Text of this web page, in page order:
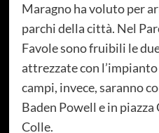
Maragno ha voluto per
parchi della città. Nel
Favole sono fruibili le
attrezzate con
campi, invece, saranno
Baden Powell e in
Colle.